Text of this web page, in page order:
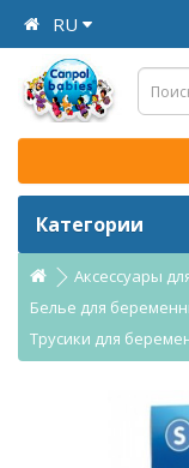
RU
Категории
Аксессуары
Белье для
Трусики для